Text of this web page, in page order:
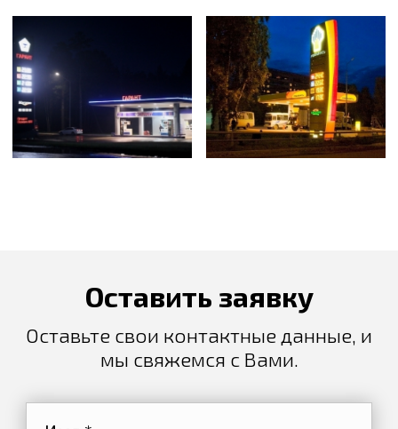
Оставить заявку
Оставьте свои контактные данные, и
мы свяжемся с Вами.